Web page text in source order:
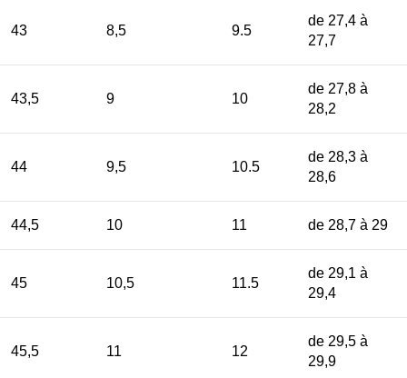
43 8,5 9.5
de 27,4 à
27,7
43,5 9 10
de 27,8 à
28,2
44 9,5 10.5
de 28,3 à
28,6
44,5 10 11 de 28,7 à 29
45 10,5 11.5
de 29,1 à
29,4
45,5 11 12
de 29,5 à
29,9